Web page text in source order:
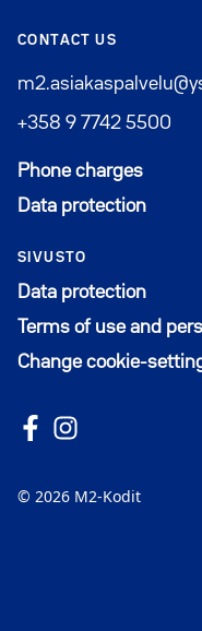
CONTACT US
+358 9 7742 5500
Phone charges
Data protection
SIVUSTO
Data protection
Terms of use and
Change cookie-
Follow us on Facebook
Avautuu uuteen
Follow us on
Avautuu uuteen
© 2026 M2-Kodit